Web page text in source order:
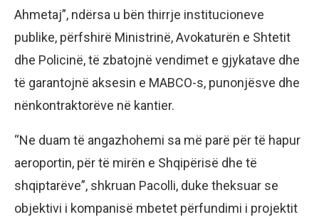
Ahmetaj”, ndërsa u bën thirrje institucioneve
publike, përfshirë Ministrinë, Avokaturën e Shtetit
dhe Policinë, të zbatojnë vendimet e gjykatave dhe
të garantojnë aksesin e MABCO-s, punonjësve dhe
nënkontraktorëve në kantier.
“Ne duam të angazhohemi sa më parë për të hapur
aeroportin, për të mirën e Shqipërisë dhe të
shqiptarëve”, shkruan Pacolli, duke theksuar se
objektivi i kompanisë mbetet përfundimi i projektit